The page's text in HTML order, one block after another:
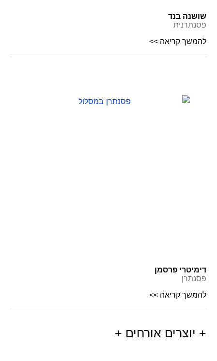
שושנה בנד
פסנתרנית
להמשך קריאה >>
דימיטרי פרסמן
פסנתרן
להמשך קריאה >>
+ יוצרים אורחים +